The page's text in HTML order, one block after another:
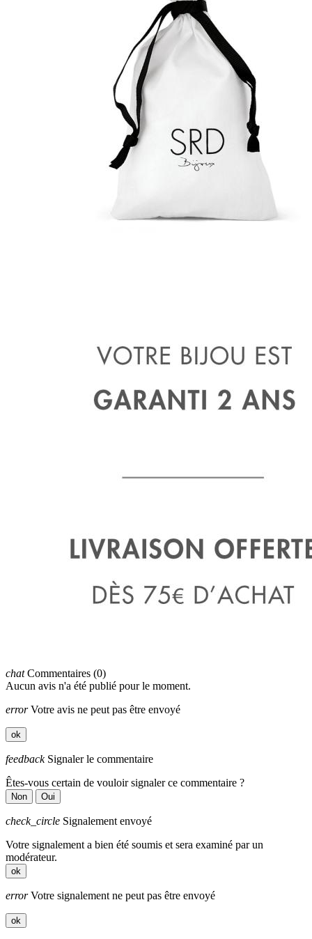
chatCommentaires (0)
Aucun avis n'a été publié pour le moment.
errorVotre avis ne peut pas être envoyé
ok
feedbackSignaler le commentaire
Êtes-vous certain de vouloir signaler ce commentaire ?
Non Oui
check_circle Signalement envoyé
Votre signalement a bien été soumis et sera examiné par un
modérateur.
ok
errorVotre signalement ne peut pas être envoyé
ok